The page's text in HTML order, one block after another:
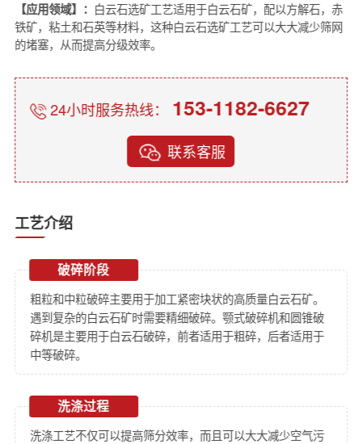
【应用领域】： 白云石选矿工艺适用于白云石矿，配以方解石，赤
铁矿，粘土和石英等材料，这种白云石选矿工艺可以大大减少筛网
的堵塞，从而提高分级效率。
24小时服务热线： 153-1182-6627
联系客服
工艺介绍
破碎阶段
粗粒和中粒破碎主要用于加工紧密块状的高质量白云石矿。
遇到复杂的白云石矿时需要精细破碎。颚式破碎机和圆锥破
碎机是主要用于白云石破碎，前者适用于粗碎，后者适用于
中等破碎。
洗涤过程
洗涤工艺不仅可以提高筛分效率，而且可以大大减少空气污